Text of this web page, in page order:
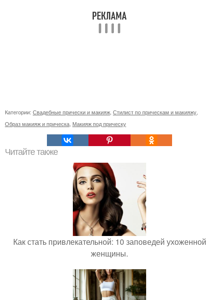
Категории: Свадебные прически и макияж Стилист по прическам и макияжу
Образ макияж и прическа Макияж под прическу
Читайте также
Как стать привлекательной: 10 заповедей ухоженной
женщины.